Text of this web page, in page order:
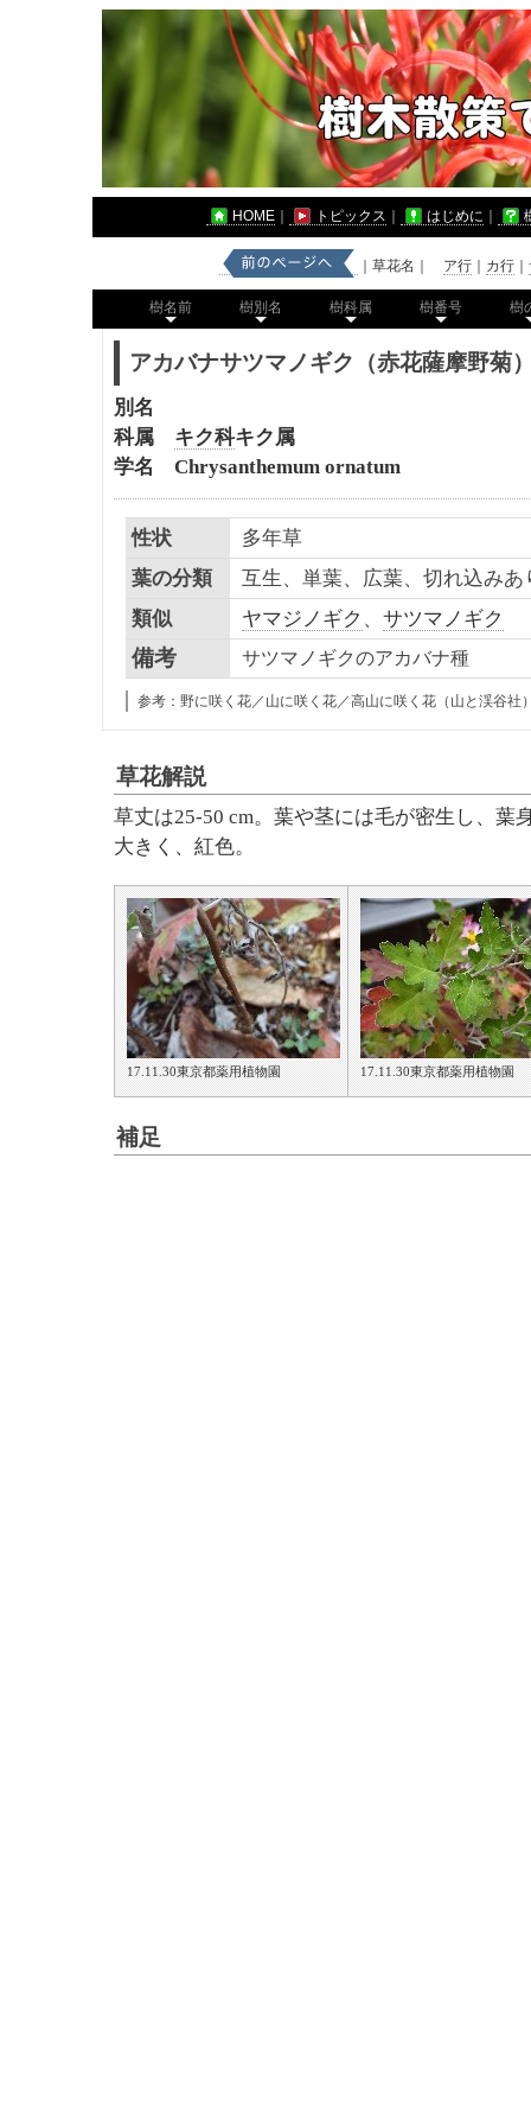
HOME トピックス はじめに
｜草花名｜ ア行 カ行
樹名前 樹別名 樹科属 樹番号 樹
アカバナサツマノギク（赤花薩摩野菊
別名
科属 キク科キク属
学名 Chrysanthemum ornatum
性状
多年草
葉の分類
互生、単葉、広葉、切れ込みあ
類似
ヤマジノギク 、 サツマノギク
備考 サツマノギクのアカバナ種
参考：野に咲く花／山に咲く花／高山に咲く花（山と渓谷社
草花解説
草丈は25-50 cm。葉や茎には毛が密生し、葉
大きく、紅色。
17.11.30東京都薬用植物園 17.11.30東京都薬用植物園
補足